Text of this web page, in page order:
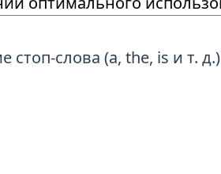
слова (a, the, is и т. д.)